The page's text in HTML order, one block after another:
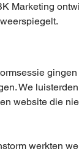
Marketing
We
website die
werkten